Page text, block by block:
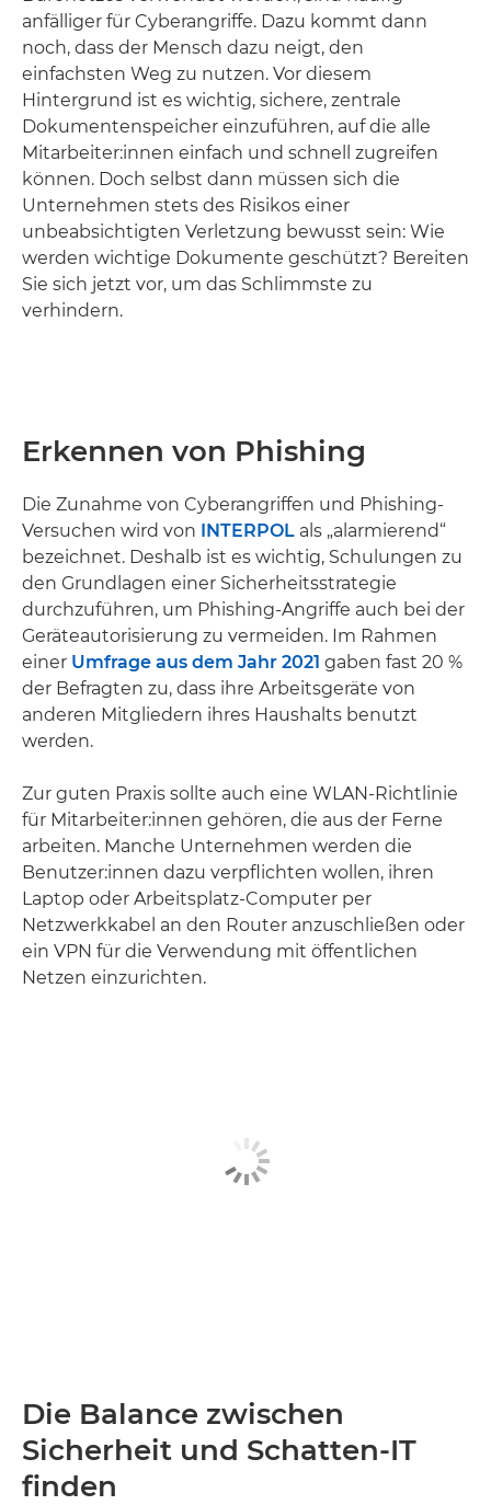
anfälliger für Cyberangriffe. Dazu kommt dann
noch, dass der Mensch dazu neigt, den
einfachsten Weg zu nutzen. Vor diesem
Hintergrund ist es wichtig, sichere, zentrale
Dokumentenspeicher einzuführen, auf die alle
Mitarbeiter:innen einfach und schnell zugreifen
können. Doch selbst dann müssen sich die
Unternehmen stets des Risikos einer
unbeabsichtigten Verletzung bewusst sein: Wie
werden wichtige Dokumente geschützt? Bereiten
Sie sich jetzt vor, um das Schlimmste zu
verhindern.
Erkennen von Phishing
Die Zunahme von Cyberangriffen und Phishing-
Versuchen wird von INTERPOL als „alarmierend“
bezeichnet. Deshalb ist es wichtig, Schulungen zu
den Grundlagen einer Sicherheitsstrategie
durchzuführen, um Phishing-Angriffe auch bei der
Geräteautorisierung zu vermeiden. Im Rahmen
einer Umfrage aus dem Jahr 2021 gaben fast 20 %
der Befragten zu, dass ihre Arbeitsgeräte von
anderen Mitgliedern ihres Haushalts benutzt
werden.
Zur guten Praxis sollte auch eine WLAN-Richtlinie
für Mitarbeiter:innen gehören, die aus der Ferne
arbeiten. Manche Unternehmen werden die
Benutzer:innen dazu verpflichten wollen, ihren
Laptop oder Arbeitsplatz-Computer per
Netzwerkkabel an den Router anzuschließen oder
ein VPN für die Verwendung mit öffentlichen
Netzen einzurichten.
Die Balance zwischen
Sicherheit und Schatten-IT
finden